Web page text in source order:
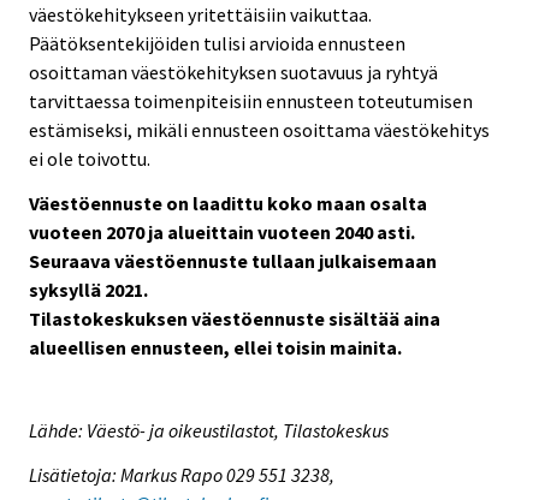
väestökehitykseen yritettäisiin vaikuttaa.
Päätöksentekijöiden tulisi arvioida ennusteen
osoittaman väestökehityksen suotavuus ja ryhtyä
tarvittaessa toimenpiteisiin ennusteen toteutumisen
estämiseksi, mikäli ennusteen osoittama väestökehitys
ei ole toivottu.
Väestöennuste on laadittu koko maan osalta
vuoteen 2070 ja alueittain vuoteen 2040 asti.
Seuraava väestöennuste tullaan julkaisemaan
syksyllä 2021.
Tilastokeskuksen väestöennuste sisältää aina
alueellisen ennusteen, ellei toisin mainita.
Lähde: Väestö- ja oikeustilastot, Tilastokeskus
Lisätietoja: Markus Rapo 029 551 3238,